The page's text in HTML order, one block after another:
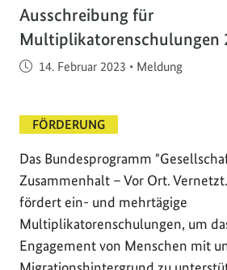
Ausschreibung für
Multiplikatorenschulungen
Veröffentlicht am
14. Februar 2023 • Meldung
FÖRDERUNG
Das Bundesprogramm
Zusammenhalt – Vor Ort.
fördert ein- und mehrtägige
Multiplikatorenschulungen, um
Engagement von Menschen mit